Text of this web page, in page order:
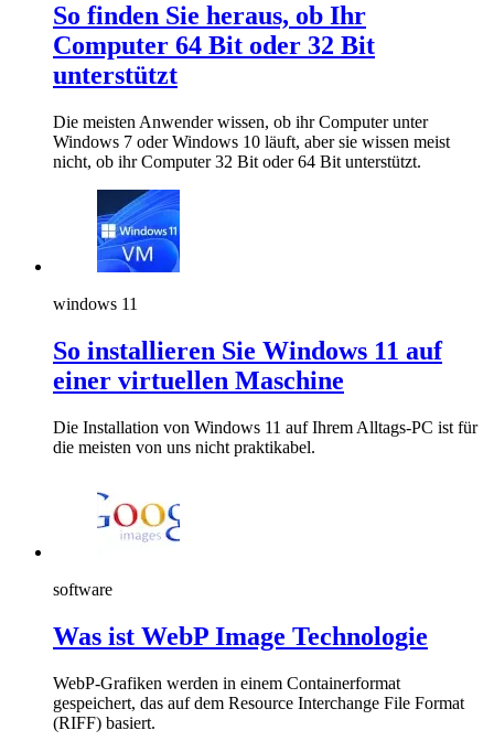
So finden Sie heraus, ob Ihr
Computer 64 Bit oder 32 Bit
unterstützt
Die meisten Anwender wissen, ob ihr Computer unter
Windows 7 oder Windows 10 läuft, aber sie wissen meist
nicht, ob ihr Computer 32 Bit oder 64 Bit unterstützt.
windows 11
So installieren Sie Windows 11 auf
einer virtuellen Maschine
Die Installation von Windows 11 auf Ihrem Alltags-PC ist für
die meisten von uns nicht praktikabel.
software
Was ist WebP Image Technologie
WebP-Grafiken werden in einem Containerformat
gespeichert, das auf dem Resource Interchange File Format
(RIFF) basiert.